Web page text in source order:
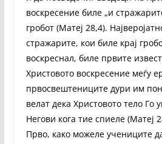
воскресение биле „и
гробот (Матеј 28,4).
стражарите, кои биле крај
воскреснал, биле првите
Христовото воскресение меѓу
првосвештениците дури им
велат дека Христовото тело Го
Негови кога тие спиеле (Матеј
Прво, како можеле учениците